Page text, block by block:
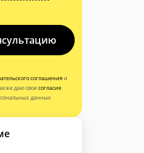
соглашенияи
даю своесогласие
данных